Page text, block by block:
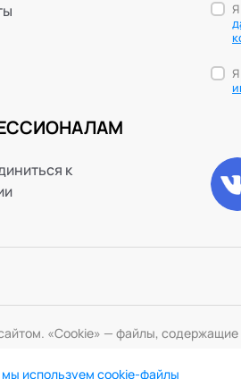
к
«Cookie» — файлы,
мы используем cookie-файлы